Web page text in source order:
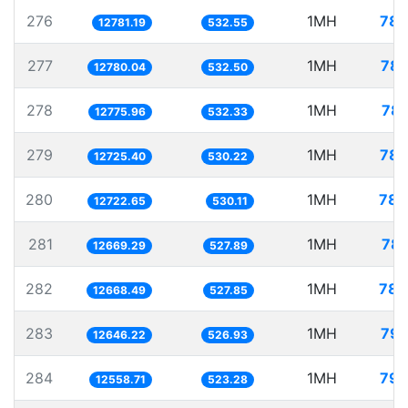
276 12781.19 532.55 1MH
277 12780.04 532.50 1MH
278 12775.96 532.33 1MH
279 12725.40 530.22 1MH
280 12722.65 530.11 1MH
281 12669.29 527.89 1MH
282 12668.49 527.85 1MH
283 12646.22 526.93 1MH
284 12558.71 523.28 1MH